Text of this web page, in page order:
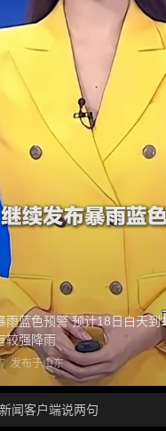
雨蓝色预警 预计18日白天到
较强降雨
发布于山东
闻客户端说两句